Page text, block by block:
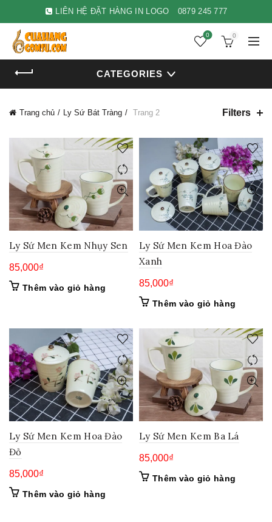
LIÊN HỆ ĐẶT HÀNG IN LOGO 0879 245 777
0 0
CATEGORIES
Trang chủ Ly Sứ Bát Tràng Trang 2 Filters
Ly Sứ Men Kem Nhụy Sen
85,000₫
Thêm vào giỏ hàng
Ly Sứ Men Kem Hoa Đào
Xanh
85,000₫
Thêm vào giỏ hàng
Ly Sứ Men Kem Hoa Đào
Đỏ
85,000₫
Thêm vào giỏ hàng
Ly Sứ Men Kem Ba Lá
85,000₫
Thêm vào giỏ hàng